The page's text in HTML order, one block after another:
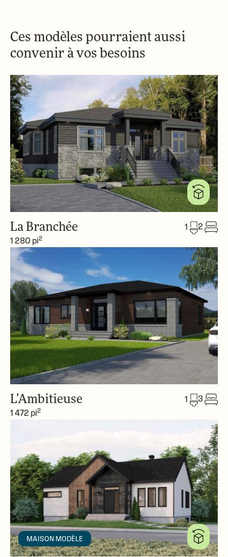
Ces modèles pourraient aussi
convenir à vos besoins
La Branchée 1
2
1 280 pi2
L’Ambitieuse 1
3
1 472 pi2
MAISON MODÈLE